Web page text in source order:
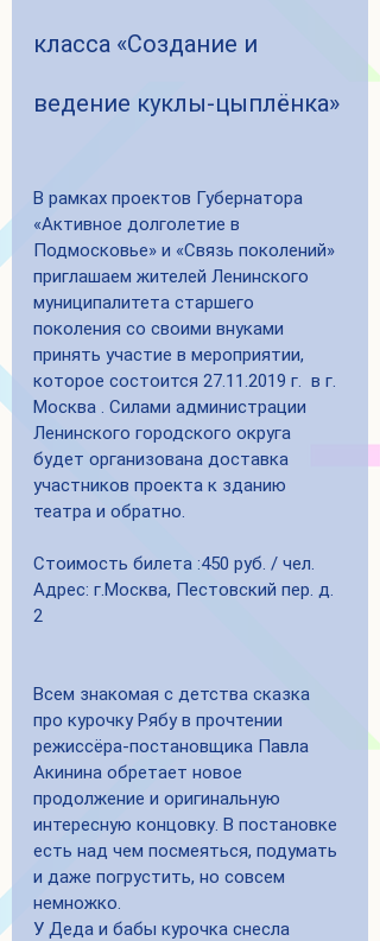
класса «Создание и
ведение куклы-цыплёнка»
В рамках проектов Губернатора
«Активное долголетие в
Подмосковье» и «Связь поколений»
приглашаем жителей Ленинского
муниципалитета старшего
поколения со своими внуками
принять участие в мероприятии,
которое состоится 27.11.2019 г.  в г.
Москва . Силами администрации
Ленинского городского округа
будет организована доставка
участников проекта к зданию
театра и обратно.
Стоимость билета :450 руб. / чел.
Адрес: г.Москва, Пестовский пер. д.
2
Всем знакомая с детства сказка
про курочку Рябу в прочтении
режиссёра-постановщика Павла
Акинина обретает новое
продолжение и оригинальную
интересную концовку. В постановке
есть над чем посмеяться, подумать
и даже погрустить, но совсем
немножко.
У Деда и бабы курочка снесла